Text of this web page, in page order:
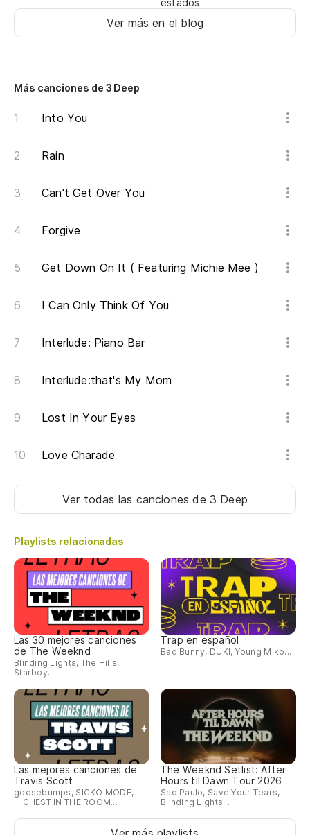
estados
Ver más en el blog
Más canciones de 3 Deep
Into You
Rain
Can't Get Over You
Forgive
Get Down On It ( Featuring Michie Mee )
I Can Only Think Of You
Interlude: Piano Bar
Interlude:that's My Mom
Lost In Your Eyes
Love Charade
Ver todas las cancionesde 3 Deep
Playlists relacionadas
Las 30 mejores canciones
de The Weeknd
Blinding Lights, The Hills,
Starboy...
Trap en español
Bad Bunny, DUKI, Young Miko...
Las mejores canciones de
Travis Scott
goosebumps, SICKO MODE,
HIGHEST IN THE ROOM...
The Weeknd Setlist: After
Hours til Dawn Tour 2026
Sao Paulo, Save Your Tears,
Blinding Lights...